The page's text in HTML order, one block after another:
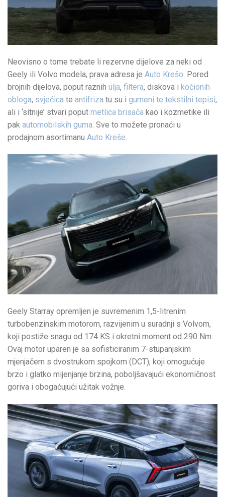
Neovisno o tome trebate li rezervne dijelove za neki od
Geely ili Volvo modela, prava adresa je Auto Krešo . Pored
brojnih dijelova, poput raznih ulja, filtera, diskova i kočionih
obloga, svjećica te antifriza tu su i gumeni te tekstilni tepisi,
ali i ‘sitnije’ stvari poput metlica brisača kao i kozmetike ili
pak automobilskih guma . Sve to možete pronaći u
prodajnom asortimanu Auto Kreše
Geely Starray opremljen je suvremenim 1,5-litrenim
turbobenzinskim motorom, razvijenim u suradnji s Volvom,
koji postiže snagu od 174 KS i okretni moment od 290 Nm.
Ovaj motor uparen je sa sofisticiranim 7-stupanjskim
mjenjačem s dvostrukom spojkom (DCT), koji omogućuje
brzo i glatko mijenjanje brzina, poboljšavajući ekonomičnost
goriva i obogaćujući užitak vožnje.